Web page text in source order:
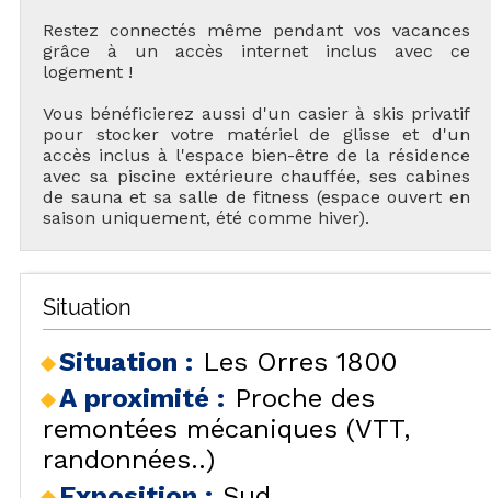
Restez connectés même pendant vos vacances
grâce à un accès internet inclus avec ce
logement !
Vous bénéficierez aussi d'un casier à skis privatif
pour stocker votre matériel de glisse et d'un
accès inclus à l'espace bien-être de la résidence
avec sa piscine extérieure chauffée, ses cabines
de sauna et sa salle de fitness (espace ouvert en
saison uniquement, été comme hiver).
Situation
Situation : Les Orres 1800
A proximité : Proche des
remontées mécaniques (VTT,
randonnées..)